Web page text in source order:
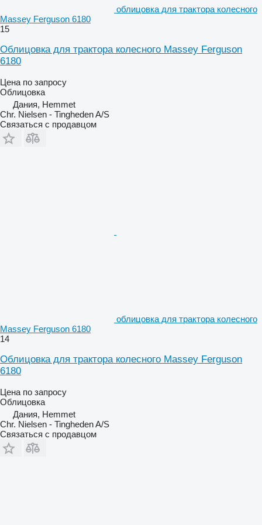
облицовка для трактора колесного
Massey Ferguson 6180
15
Облицовка для трактора колесного Massey Ferguson
6180
Цена по запросу
Облицовка
Дания, Hemmet
Chr. Nielsen - Tingheden A/S
Связаться с продавцом
облицовка для трактора колесного
Massey Ferguson 6180
14
Облицовка для трактора колесного Massey Ferguson
6180
Цена по запросу
Облицовка
Дания, Hemmet
Chr. Nielsen - Tingheden A/S
Связаться с продавцом